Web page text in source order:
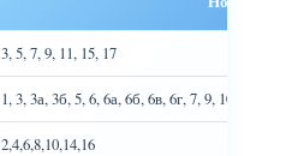
3, 5, 7, 9, 11, 15, 17
1, 3, 3а, 3б, 5, 6, 6а, 6б, 6в, 6г, 7, 9, 10, 10а,
2,4,6,8,10,14,16